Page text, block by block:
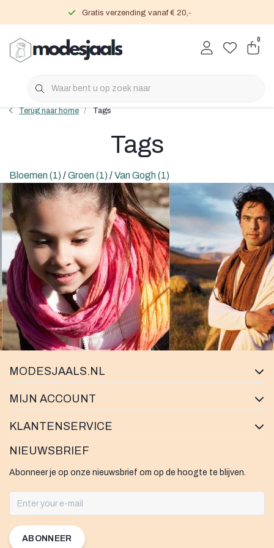
Gratis verzending vanaf € 20,-
0
Terug naar home Tags
Tags
Bloemen(1)/Groen(1)/Van Gogh(1)
MODESJAALS.NL
MIJN ACCOUNT
KLANTENSERVICE
NIEUWSBRIEF
Abonneer je op onze nieuwsbrief om op de hoogte te blijven.
ABONNEER